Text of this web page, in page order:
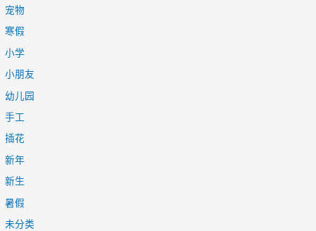
宠物
寒假
小学
小朋友
幼儿园
手工
插花
新年
新生
暑假
未分类